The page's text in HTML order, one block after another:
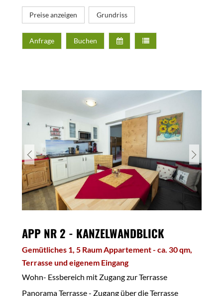
15 gemütliche Hüttenzimmer mit je 1-4 Betten.
Alle Zimmer mit eigener Nasszelle - DU/WC.
Gemütliche Hüttenstuben für gesellige Stunden.
Outdoor-Tischtennisplatten, Slackline
Berg-Wellness im Lappland-Saunahaus &Ruhehütte
(gegen Gebühr)
Grosse Terrasse und Sonnenterrasse mit
Liegestühlen
Lagerfeuerstelle (Sommermonate)
Grillstelle mit großem Schwenkgrill (Sommermonate
Wifi-Free - im gesamten Haus /Areal mit
Stadl-Seminarraum / Allzweckraum (gegen Gebühr)
Panorama - Terrasse mit Liegen & Sitzmöglichkeiten
Preise anzeigen Grundriss
Anfrage Buchen
APP NR 2 - KANZELWANDBLICK
Gemütliches 1, 5 Raum Appartement - ca. 30 qm,
Terrasse und eigenem Eingang
Wohn- Essbereich mit Zugang zur Terrasse
Panorama Terrasse - Zugang über die Terrasse